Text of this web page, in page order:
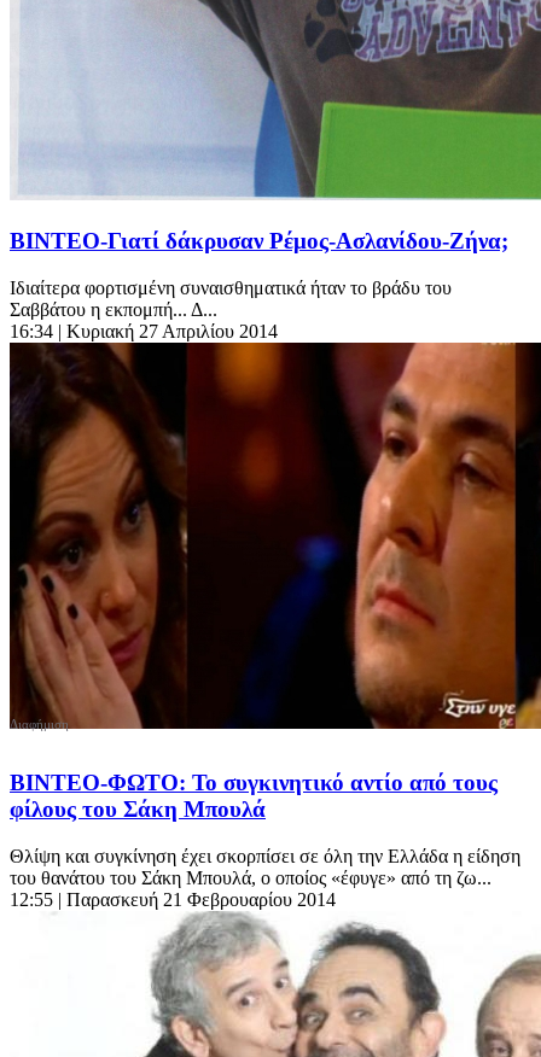
ΒΙΝΤΕΟ-Γιατί δάκρυσαν Ρέμος-Ασλανίδου-Ζήνα;
Ιδιαίτερα φορτισμένη συναισθηματικά ήταν το βράδυ του
Σαββάτου η εκπομπή... Δ...
16:34 | Κυριακή 27 Απριλίου 2014
ΒΙΝΤΕΟ-ΦΩΤΟ: Το συγκινητικό αντίο από τους
φίλους του Σάκη Μπουλά
Θλίψη και συγκίνηση έχει σκορπίσει σε όλη την Ελλάδα η είδηση
του θανάτου του Σάκη Μπουλά, ο οποίος «έφυγε» από τη ζω...
12:55 | Παρασκευή 21 Φεβρουαρίου 2014